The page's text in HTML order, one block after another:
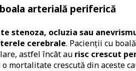
arterială periferică
stenoza, ocluzia sau
cerebrale. Pacienții cu
astfel încât au risc crescut
o mortalitate crescută din aceste